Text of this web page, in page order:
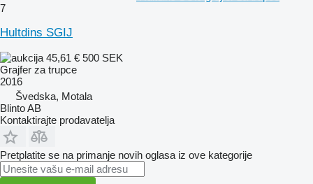
7
Hultdins SGIJ
45,61 € 500 SEK
Grajfer za trupce
2016
Švedska, Motala
Blinto AB
Kontaktirajte prodavatelja
Pretplatite se na primanje novih oglasa iz ove kategorije